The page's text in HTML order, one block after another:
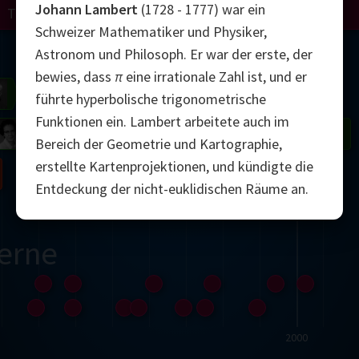
2000
Perelman
Thurston
Nash
Grothendieck
Mandelbrot
Gardner
TuringJohann Lambert (1728 - 1777) war ein
Schweizer Mathematiker und Physiker,
Astronom und Philosoph. Er war der erste, der
bewies, dass πeine irrationale Zahl ist, und er
führte hyperbolische trigonometrische
Funktionen ein. Lambert arbeitete auch im
Bereich der Geometrie und Kartographie,
erstellte Kartenprojektionen, und kündigte die
Entdeckung der nicht-euklidischen Räume an.